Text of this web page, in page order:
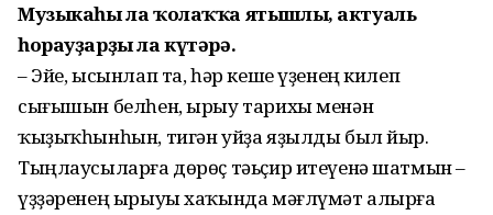
Музыкаһы ла ҡолаҡҡа ятышлы, актуаль
һорауҙарҙы ла күтәрә.
– Эйе, ысынлап та, һәр кеше үҙенең килеп
сығышын белһен, ырыу тарихы менән
ҡыҙыҡһын­һын, тигән уйҙа яҙылды был йыр.
Тыңлаусыларға дөрөҫ тәьҫир итеүенә шатмын –
үҙҙәренең ырыуы хаҡында мәғлүмәт алырға